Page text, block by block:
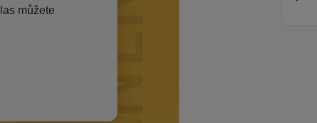
můžete